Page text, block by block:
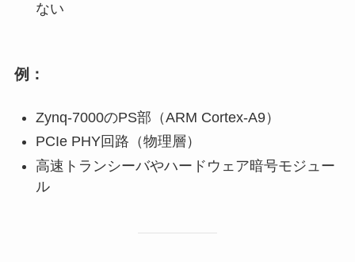
ない
例：
Zynq-7000のPS部（ARM Cortex-A9）
PCIe PHY回路（物理層）
高速トランシーバやハードウェア暗号モジュー
ル